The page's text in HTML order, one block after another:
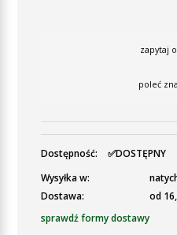
zapytaj
poleć
Dostępność:
✅DOSTĘPNY
Wysyłka w:
Dostawa:
od
Cena nie zawiera
sprawdź formy dostawy